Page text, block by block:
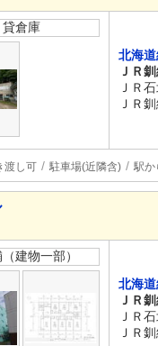
貸倉庫
北海
ＪＲ
ＪＲ
ＪＲ
渡し可 駐車場(近隣含) 駅か
建物一部）
北海
ＪＲ
ＪＲ
ＪＲ